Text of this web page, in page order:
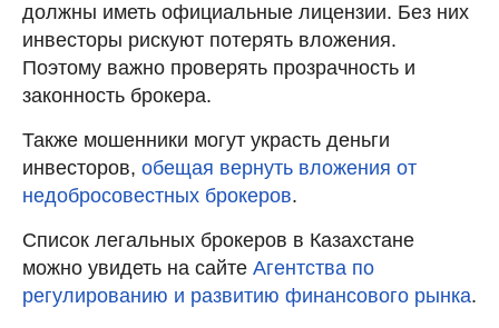
должны иметь официальные лицензии. Без них
инвесторы рискуют потерять вложения.
Поэтому важно проверять прозрачность и
законность брокера.
Также мошенники могут украсть деньги
инвесторов, обещая вернуть вложения от
недобросовестных брокеров.
Список легальных брокеров в Казахстане
можно увидеть на сайте Агентства по
регулированию и развитию финансового рынка.